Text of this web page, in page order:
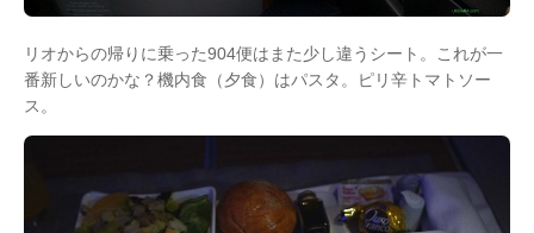
リオからの帰りに乗った904便はまた少し違うシート。これが一
番新しいのかな？機内食（夕食）はパスタ。ピリ辛トマトソー
ス。